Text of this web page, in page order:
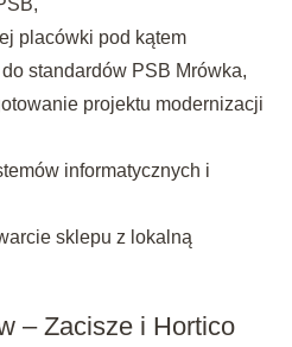
placówki pod kątem
standardów PSB Mrówka,
projektu modernizacji
informatycznych i
sklepu z lokalną
– Zacisze i Hortico